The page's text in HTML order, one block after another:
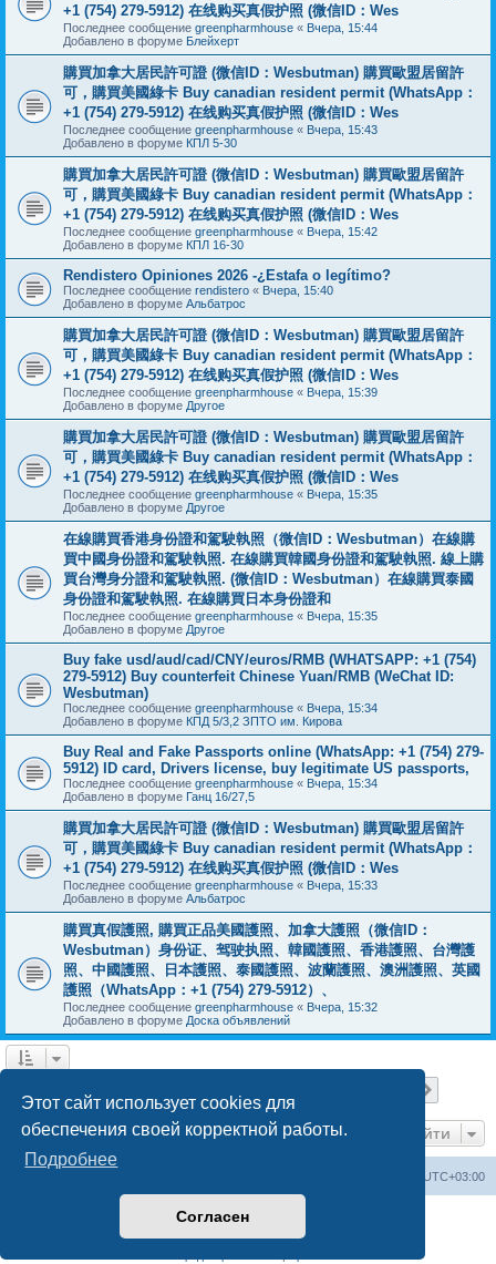
Этот сайт использует cookies для
обеспечения своей корректной работы.
Подробнее
Согласен
+1 (754) 279-5912) 在线购买真假护照 (微信ID：Wes
Последнее сообщение greenpharmhouse « Вчера, 15:44
Добавлено в форуме Блейхерт
購買加拿大居民許可證 (微信ID：Wesbutman) 購買歐盟居留許
可，購買美國綠卡 Buy canadian resident permit (WhatsApp：
+1 (754) 279-5912) 在线购买真假护照 (微信ID：Wes
Последнее сообщение greenpharmhouse « Вчера, 15:43
Добавлено в форуме КПЛ 5-30
購買加拿大居民許可證 (微信ID：Wesbutman) 購買歐盟居留許
可，購買美國綠卡 Buy canadian resident permit (WhatsApp：
+1 (754) 279-5912) 在线购买真假护照 (微信ID：Wes
Последнее сообщение greenpharmhouse « Вчера, 15:42
Добавлено в форуме КПЛ 16-30
Rendistero Opiniones 2026 -¿Estafa o legítimo?
Последнее сообщение rendistero « Вчера, 15:40
Добавлено в форуме Альбатрос
購買加拿大居民許可證 (微信ID：Wesbutman) 購買歐盟居留許
可，購買美國綠卡 Buy canadian resident permit (WhatsApp：
+1 (754) 279-5912) 在线购买真假护照 (微信ID：Wes
Последнее сообщение greenpharmhouse « Вчера, 15:39
Добавлено в форуме Другое
購買加拿大居民許可證 (微信ID：Wesbutman) 購買歐盟居留許
可，購買美國綠卡 Buy canadian resident permit (WhatsApp：
+1 (754) 279-5912) 在线购买真假护照 (微信ID：Wes
Последнее сообщение greenpharmhouse « Вчера, 15:35
Добавлено в форуме Другое
在線購買香港身份證和駕駛執照（微信ID：Wesbutman）在線購
買中國身份證和駕駛執照. 在線購買韓國身份證和駕駛執照. 線上購
買台灣身分證和駕駛執照. (微信ID：Wesbutman）在線購買泰國
身份證和駕駛執照. 在線購買日本身份證和
Последнее сообщение greenpharmhouse « Вчера, 15:35
Добавлено в форуме Другое
Buy fake usd/aud/cad/CNY/euros/RMB (WHATSAPP: +1 (754)
279-5912) Buy counterfeit Chinese Yuan/RMB (WeChat ID:
Wesbutman)
Последнее сообщение greenpharmhouse « Вчера, 15:34
Добавлено в форуме КПД 5/3,2 ЗПТО им. Кирова
Buy Real and Fake Passports online (WhatsApp: +1 (754) 279-
5912) ID card, Drivers license, buy legitimate US passports,
Последнее сообщение greenpharmhouse « Вчера, 15:34
Добавлено в форуме Ганц 16/27,5
購買加拿大居民許可證 (微信ID：Wesbutman) 購買歐盟居留許
可，購買美國綠卡 Buy canadian resident permit (WhatsApp：
+1 (754) 279-5912) 在线购买真假护照 (微信ID：Wes
Последнее сообщение greenpharmhouse « Вчера, 15:33
Добавлено в форуме Альбатрос
購買真假護照, 購買正品美國護照、加拿大護照（微信ID：
Wesbutman）身份证、驾驶执照、韓國護照、香港護照、台灣護
照、中國護照、日本護照、泰國護照、波蘭護照、澳洲護照、英國
護照（WhatsApp：+1 (754) 279-5912）、
Последнее сообщение greenpharmhouse « Вчера, 15:32
Добавлено в форуме Доска объявлений
Перейти
UTC+03:00
Создано на основеphpBB® Forum Software © phpBB Limited
Русская поддержка phpBB